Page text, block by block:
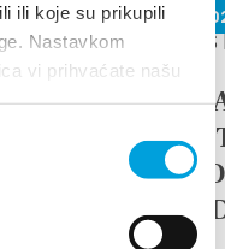
ili koje su prikupili
Nastavkom
vi prihvaćate našu
26. Juni
17th